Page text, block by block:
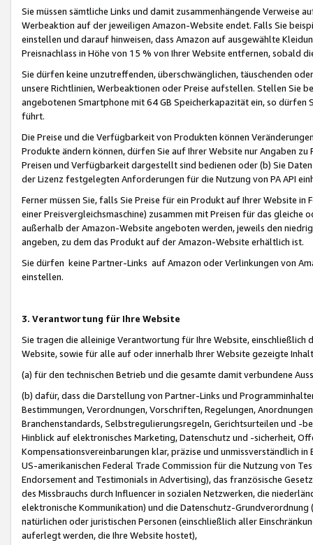
Sie müssen sämtliche Links und damit zusammenhängende
Werbeaktion auf der jeweiligen Amazon-Website endet. Falls Sie
einstellen und darauf hinweisen, dass Amazon auf ausgewählte
Preisnachlass in Höhe von 15 % von Ihrer Website entfernen, sobald
Sie dürfen keine unzutreffenden, überschwänglichen, täuschenden
unsere Richtlinien, Werbeaktionen oder Preise aufstellen. Stellen Sie
angebotenen Smartphone mit 64 GB Speicherkapazität ein, so dürfen
führt.
Die Preise und die Verfügbarkeit von Produkten können
Produkte ändern können, dürfen Sie auf Ihrer Website nur Angaben
Preisen und Verfügbarkeit dargestellt sind bedienen oder (b) Sie
der Lizenz festgelegten Anforderungen für die Nutzung von PA API
Ferner müssen Sie, falls Sie Preise für ein Produkt auf Ihrer Website
einer Preisvergleichsmaschine) zusammen mit Preisen für das
außerhalb der Amazon-Website angeboten werden, jeweils den
angeben, zu dem das Produkt auf der Amazon-Website erhältlich ist.
Sie dürfen keine Partner-Links auf Amazon oder Verlinkungen von
einstellen.
3. Verantwortung für Ihre Website
Sie tragen die alleinige Verantwortung für Ihre Website,
Website, sowie für alle auf oder innerhalb Ihrer Website gezeigte
(a) für den technischen Betrieb und die gesamte damit verbundene
(b) dafür, dass die Darstellung von Partner-Links und
Bestimmungen, Verordnungen, Vorschriften, Regelungen,
Branchenstandards, Selbstregulierungsregeln, Gerichtsurteilen und -
Hinblick auf elektronisches Marketing, Datenschutz und -sicherheit,
Kompensationsvereinbarungen klar, präzise und unmissverständlich
US-amerikanischen Federal Trade Commission für die Nutzung von
Endorsement and Testimonials in Advertising), das französische
des Missbrauchs durch Influencer in sozialen Netzwerken, die
elektronische Kommunikation) und die Datenschutz-
natürlichen oder juristischen Personen (einschließlich aller
auferlegt werden, die Ihre Website hostet),